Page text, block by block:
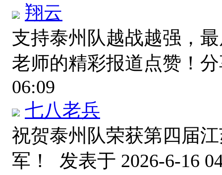
翔云
支持泰州队越战越强，
老师的精彩报道点赞！
06:09
七八老兵
祝贺泰州队荣获第四届
军！ 发表于 2026-6-16